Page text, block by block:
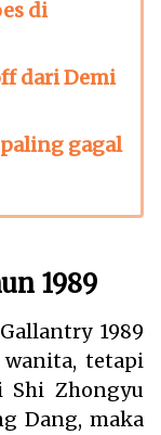
di
dari Demi
gagal
1989
1989
tetapi
Shi Zhongyu
Dang, maka